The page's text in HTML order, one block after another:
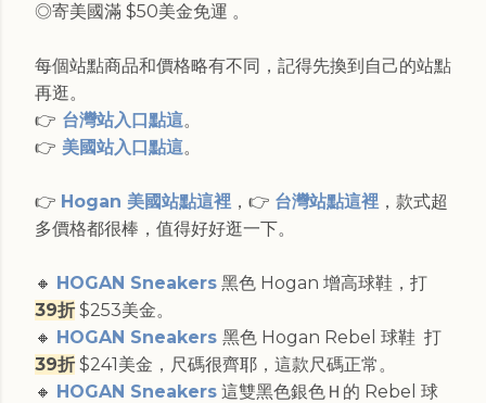
◎寄美國滿 $50美金免運 。
每個站點商品和價格略有不同，記得先換到自己的站點
再逛。
👉 台灣站入口點這。
👉 美國站入口點這。
👉 Hogan 美國站點這裡 ，👉 台灣站點這裡 ，款式超
多價格都很棒，值得好好逛一下。
🔸 HOGAN Sneakers 黑色 Hogan 增高球鞋，打
39折 $253美金。
🔸 HOGAN Sneakers 黑色 Hogan Rebel 球鞋 打
39折 $241美金，尺碼很齊耶，這款尺碼正常。
🔸 HOGAN Sneakers 這雙黑色銀色Ｈ的 Rebel 球